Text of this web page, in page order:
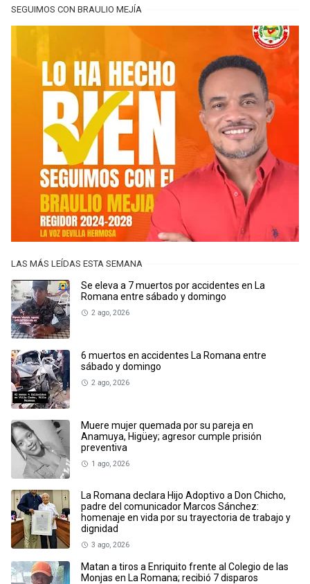
SEGUIMOS CON BRAULIO MEJÍA
LAS MÁS LEÍDAS ESTA SEMANA
Se eleva a 7 muertos por accidentes en La
Romana entre sábado y domingo
2 ago, 2026
6 muertos en accidentes La Romana entre
sábado y domingo
2 ago, 2026
Muere mujer quemada por su pareja en
Anamuya, Higüey; agresor cumple prisión
preventiva
1 ago, 2026
La Romana declara Hijo Adoptivo a Don Chicho,
padre del comunicador Marcos Sánchez:
homenaje en vida por su trayectoria de trabajo y
dignidad
3 ago, 2026
Matan a tiros a Enriquito frente al Colegio de las
Monjas en La Romana; recibió 7 disparos